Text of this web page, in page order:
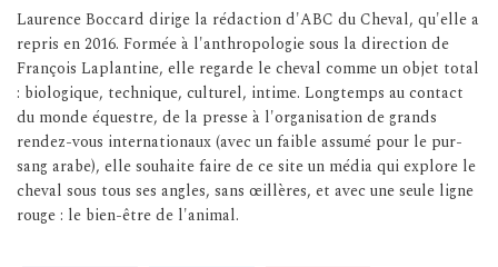
Laurence Boccard dirige la rédaction d'ABC du Cheval, qu'elle a
repris en 2016. Formée à l'anthropologie sous la direction de
François Laplantine, elle regarde le cheval comme un objet total
: biologique, technique, culturel, intime. Longtemps au contact
du monde équestre, de la presse à l'organisation de grands
rendez-vous internationaux (avec un faible assumé pour le pur-
sang arabe), elle souhaite faire de ce site un média qui explore le
cheval sous tous ses angles, sans œillères, et avec une seule ligne
rouge : le bien-être de l'animal.